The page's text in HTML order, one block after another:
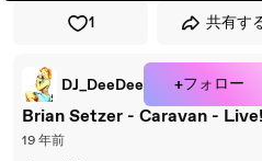
1 共有す
DJ_DeeDee +フォロー
Brian Setzer - Caravan - Live!
19 年前